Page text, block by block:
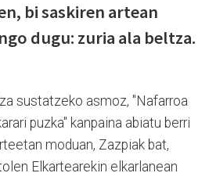
bi saskiren artean
dugu: zuria ala beltza.
sustatzeko asmoz, "Nafarroa
puzka" kanpaina abiatu berri
moduan, Zazpiak bat,
Elkartearekin elkarlanean